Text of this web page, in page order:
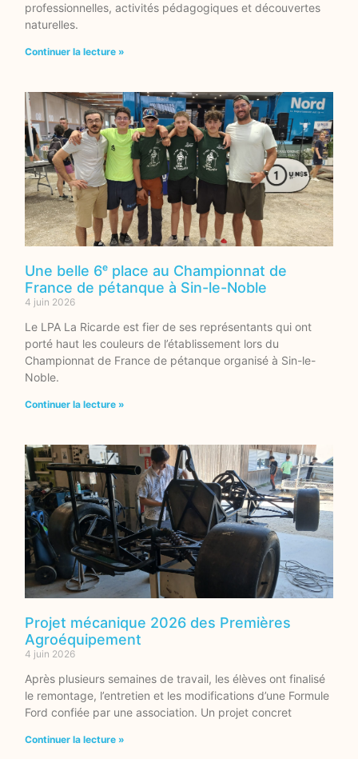
professionnelles, activités pédagogiques et découvertes
naturelles.
Continuer la lecture »
Une belle 6ᵉ place au Championnat de
France de pétanque à Sin-le-Noble
4 juin 2026
Le LPA La Ricarde est fier de ses représentants qui ont
porté haut les couleurs de l’établissement lors du
Championnat de France de pétanque organisé à Sin-le-
Noble.
Continuer la lecture »
Projet mécanique 2026 des Premières
Agroéquipement
4 juin 2026
Après plusieurs semaines de travail, les élèves ont finalisé
le remontage, l’entretien et les modifications d’une Formule
Ford confiée par une association. Un projet concret
Continuer la lecture »